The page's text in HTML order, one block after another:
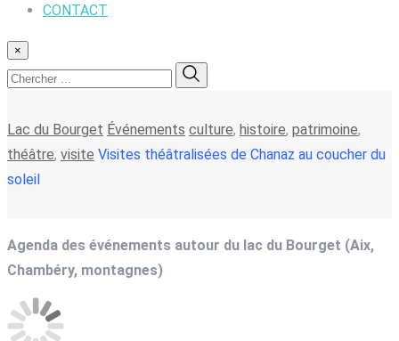
CONTACT
×
Lac du Bourget Événements culture, histoire, patrimoine,
théâtre, visite Visites théâtralisées de Chanaz au coucher du
soleil
Agenda des événements autour du lac du Bourget (Aix,
Chambéry, montagnes)